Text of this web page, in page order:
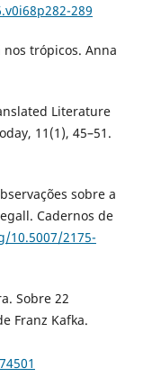
289
trópicos. Anna
Literature
11(1), 45–51.
sobre a
Cadernos de
10.5007/2175-
Sobre 22
Franz Kafka.